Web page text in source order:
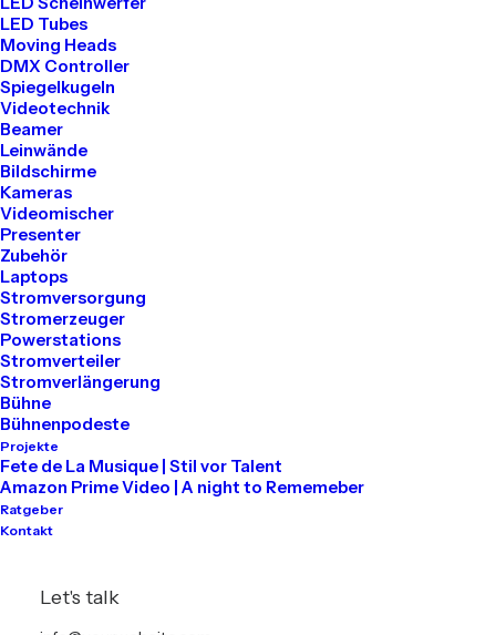
LED Tubes
Moving Heads
DMX Controller
Spiegelkugeln
Videotechnik
Beamer
Leinwände
Bildschirme
Kameras
Videomischer
Presenter
Zubehör
Laptops
Stromversorgung
Stromerzeuger
Powerstations
Stromverteiler
Stromverlängerung
Bühne
Bühnenpodeste
Projekte
Fete de La Musique | Stil vor Talent
Amazon Prime Video | A night to Rememeber
Ratgeber
Kontakt
Let's talk
Open Air für Stil vor